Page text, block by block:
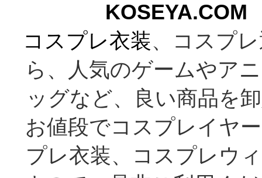
コスプレ衣装、コスプ
ら、人気のゲームやア
ッグなど、良い商品を
お値段でコスプレイヤ
プレ衣装、コスプレウ